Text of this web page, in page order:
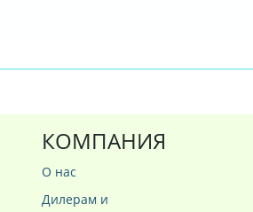
КОМПАНИЯ
О нас
Дилерам и